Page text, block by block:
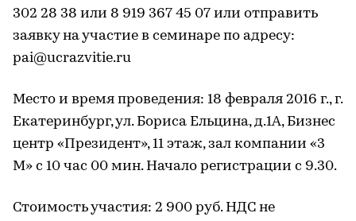
302 28 38 или 8 919 367 45 07 или отправить
заявку на участие в семинаре по адресу:
pai@ucrazvitie.ru
Место и время проведения: 18 февраля 2016 г., г.
Екатеринбург, ул. Бориса Ельцина, д.1А, Бизнес
центр «Президент», 11 этаж, зал компании «3
М» с 10 час 00 мин. Начало регистрации с 9.30.
Стоимость участия: 2 900 руб. НДС не